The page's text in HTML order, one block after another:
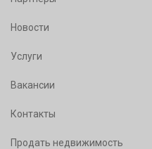
Новости
Услуги
Вакансии
Контакты
Продать недвижимость